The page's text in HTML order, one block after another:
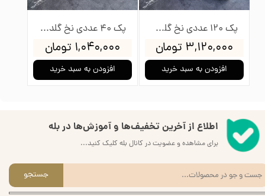
پک 40 عددی نخ گلدوزی پنگوئن
۱,۰۴۰,۰۰۰ تومان
افزودن به سبد خرید
پک 120 عددی نخ گلدوزی پنگوئن
۳,۱۲۰,۰۰۰ تومان
افزودن به سبد خرید
اطلاع از آخرین تخفیف‌ها و آموزش‌ها در بله
برای مشاهده و عضویت در کانال بله کلیک کنید...
جستجو